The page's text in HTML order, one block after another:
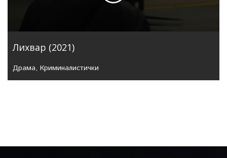
Лихвар (2021)
Драма, Криминалистички